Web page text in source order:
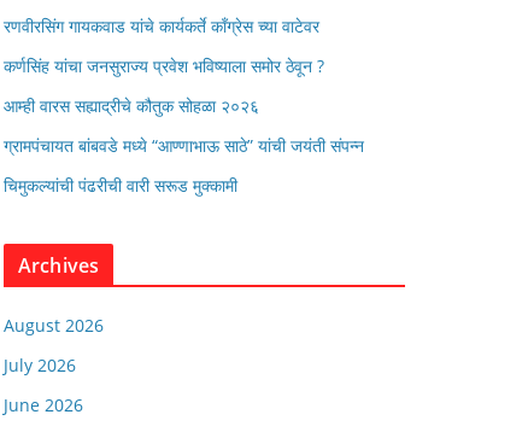
रणवीरसिंग गायकवाड यांचे कार्यकर्ते कॉंग्रेस च्या वाटेवर
कर्णसिंह यांचा जनसुराज्य प्रवेश भविष्याला समोर ठेवून ?
आम्ही वारस सह्याद्रीचे कौतुक सोहळा २०२६
ग्रामपंचायत बांबवडे मध्ये “आण्णाभाऊ साठे” यांची जयंती संपन्न
चिमुकल्यांची पंढरीची वारी सरूड मुक्कामी
Archives
August 2026
July 2026
June 2026